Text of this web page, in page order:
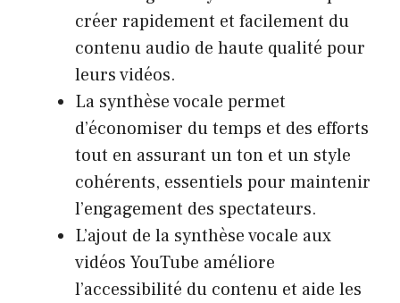
créer rapidement et facilement du
contenu audio de haute qualité pour
leurs vidéos.
La synthèse vocale permet
d’économiser du temps et des efforts
tout en assurant un ton et un style
cohérents, essentiels pour maintenir
l’engagement des spectateurs.
L’ajout de la synthèse vocale aux
vidéos YouTube améliore
l’accessibilité du contenu et aide les